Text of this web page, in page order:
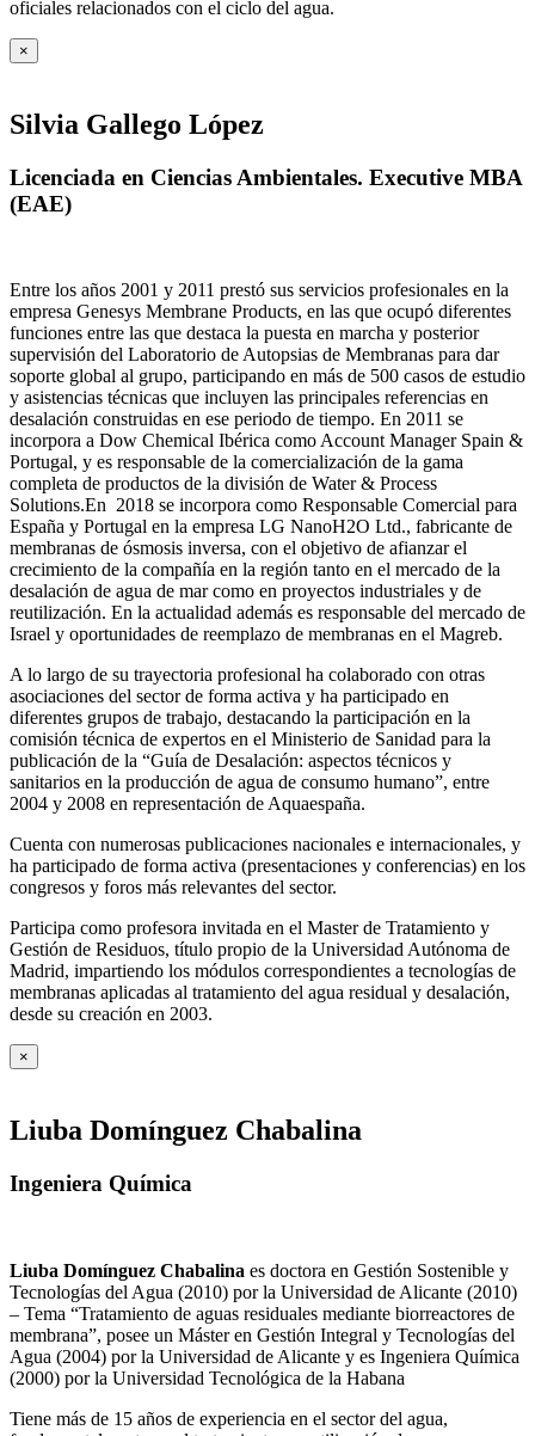
oficiales relacionados con el ciclo del agua.
×
Silvia Gallego López
Licenciada en Ciencias Ambientales. Executive MBA
(EAE)
Entre los años 2001 y 2011 prestó sus servicios profesionales en la
empresa Genesys Membrane Products, en las que ocupó diferentes
funciones entre las que destaca la puesta en marcha y posterior
supervisión del Laboratorio de Autopsias de Membranas para dar
soporte global al grupo, participando en más de 500 casos de estudio
y asistencias técnicas que incluyen las principales referencias en
desalación construidas en ese periodo de tiempo. En 2011 se
incorpora a Dow Chemical Ibérica como Account Manager Spain &
Portugal, y es responsable de la comercialización de la gama
completa de productos de la división de Water & Process
Solutions.En 2018 se incorpora como Responsable Comercial para
España y Portugal en la empresa LG NanoH2O Ltd., fabricante de
membranas de ósmosis inversa, con el objetivo de afianzar el
crecimiento de la compañía en la región tanto en el mercado de la
desalación de agua de mar como en proyectos industriales y de
reutilización. En la actualidad además es responsable del mercado de
Israel y oportunidades de reemplazo de membranas en el Magreb.
A lo largo de su trayectoria profesional ha colaborado con otras
asociaciones del sector de forma activa y ha participado en
diferentes grupos de trabajo, destacando la participación en la
comisión técnica de expertos en el Ministerio de Sanidad para la
publicación de la “Guía de Desalación: aspectos técnicos y
sanitarios en la producción de agua de consumo humano”, entre
2004 y 2008 en representación de Aquaespaña.
Cuenta con numerosas publicaciones nacionales e internacionales, y
ha participado de forma activa (presentaciones y conferencias) en los
congresos y foros más relevantes del sector.
Participa como profesora invitada en el Master de Tratamiento y
Gestión de Residuos, título propio de la Universidad Autónoma de
Madrid, impartiendo los módulos correspondientes a tecnologías de
membranas aplicadas al tratamiento del agua residual y desalación,
desde su creación en 2003.
×
Liuba Domínguez Chabalina
Ingeniera Química
Liuba Domínguez Chabalina es doctora en Gestión Sostenible y
Tecnologías del Agua (2010) por la Universidad de Alicante (2010)
– Tema “Tratamiento de aguas residuales mediante biorreactores de
membrana”, posee un Máster en Gestión Integral y Tecnologías del
Agua (2004) por la Universidad de Alicante y es Ingeniera Química
(2000) por la Universidad Tecnológica de la Habana
Tiene más de 15 años de experiencia en el sector del agua,